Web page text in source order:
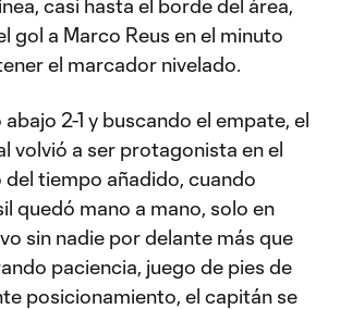
casi hasta el borde del área,
gol a Marco Reus en el minuto
el marcador nivelado.
2-1 y buscando el empate, el
volvió a ser protagonista en el
tiempo añadido, cuando
quedó mano a mano, solo en
sin nadie por delante más que
paciencia, juego de pies de
posicionamiento, el capitán se